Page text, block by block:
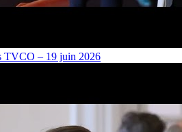
TVCO – 19 juin 2026